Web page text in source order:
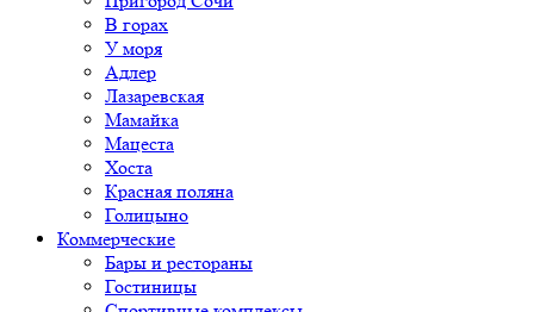
В горах
У моря
Адлер
Лазаревская
Мамайка
Мацеста
Хоста
Красная поляна
Голицыно
Коммерческие
Бары и рестораны
Гостиницы